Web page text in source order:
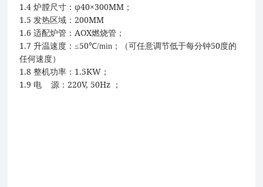
1.4炉膛尺寸：φ40×300MM ；
1.5 发热区域： 200MM
1.6适配炉管： AOX燃烧管；
1.7升温速度：≤50℃/min ；（可任意调节低于每分钟50度的
任何速度）
1.8整机功率： 1.5KW ；
1.9 电 源： 220V, 50Hz ；